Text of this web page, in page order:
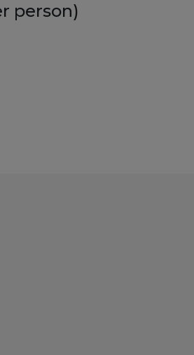
person)